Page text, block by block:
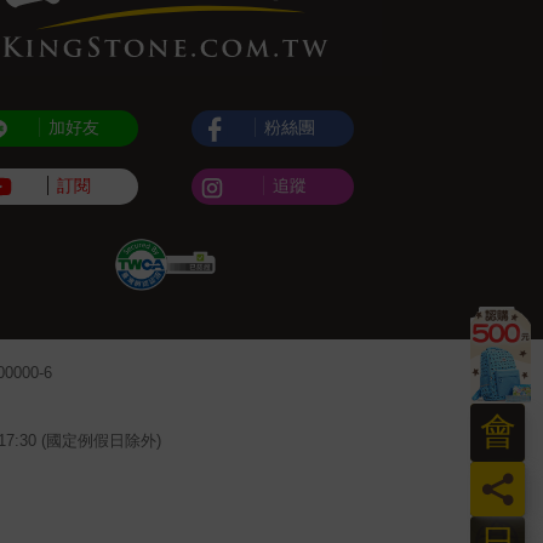
員
會
加好友
訂閱
粉絲團
追蹤
6
(國定例假日除外)